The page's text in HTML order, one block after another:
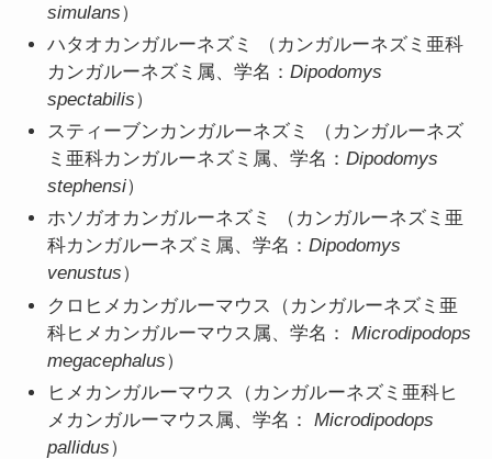
simulans）
ハタオカンガルーネズミ （カンガルーネズミ亜科
カンガルーネズミ属、学名：Dipodomys
spectabilis）
スティーブンカンガルーネズミ （カンガルーネズ
ミ亜科カンガルーネズミ属、学名：Dipodomys
stephensi）
ホソガオカンガルーネズミ （カンガルーネズミ亜
科カンガルーネズミ属、学名：Dipodomys
venustus）
クロヒメカンガルーマウス（カンガルーネズミ亜
科ヒメカンガルーマウス属、学名：Microdipodops
megacephalus）
ヒメカンガルーマウス（カンガルーネズミ亜科ヒ
メカンガルーマウス属、学名：Microdipodops
pallidus）